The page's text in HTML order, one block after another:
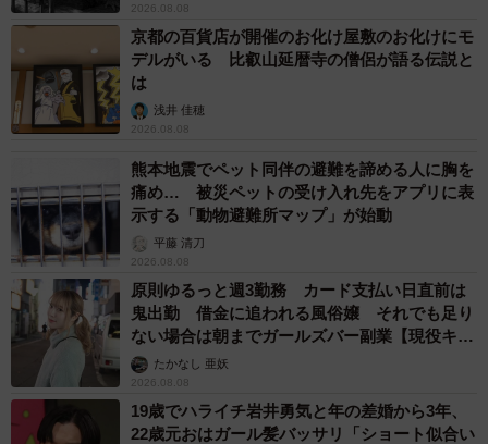
2026.08.08
京都の百貨店が開催のお化け屋敷のお化けにモ
デルがいる 比叡山延暦寺の僧侶が語る伝説と
は
浅井 佳穂
2026.08.08
熊本地震でペット同伴の避難を諦める人に胸を
痛め… 被災ペットの受け入れ先をアプリに表
示する「動物避難所マップ」が始動
平藤 清刀
2026.08.08
原則ゆるっと週3勤務 カード支払い日直前は
鬼出勤 借金に追われる風俗嬢 それでも足り
ない場合は朝までガールズバー副業【現役キャ
ストに取材】
たかなし 亜妖
2026.08.08
19歳でハライチ岩井勇気と年の差婚から3年、
22歳元おはガール髪バッサリ「ショート似合い